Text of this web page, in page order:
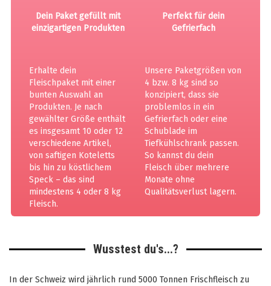
Dein Paket gefüllt mit
einzigartigen Produkten
Erhalte dein
Fleischpaket mit einer
bunten Auswahl an
Produkten. Je nach
gewählter Größe enthält
es insgesamt 10 oder 12
verschiedene Artikel,
von saftigen Koteletts
bis hin zu köstlichem
Speck – das sind
mindestens 4 oder 8 kg
Fleisch.
Perfekt für dein
Gefrierfach
Unsere Paketgrößen von
4 bzw. 8 kg sind so
konzipiert, dass sie
problemlos in ein
Gefrierfach oder eine
Schublade im
Tiefkühlschrank passen.
So kannst du dein
Fleisch über mehrere
Monate ohne
Qualitätsverlust lagern.
Wusstest du's...?
In der Schweiz wird jährlich rund 5000 Tonnen Frischfleisch zu